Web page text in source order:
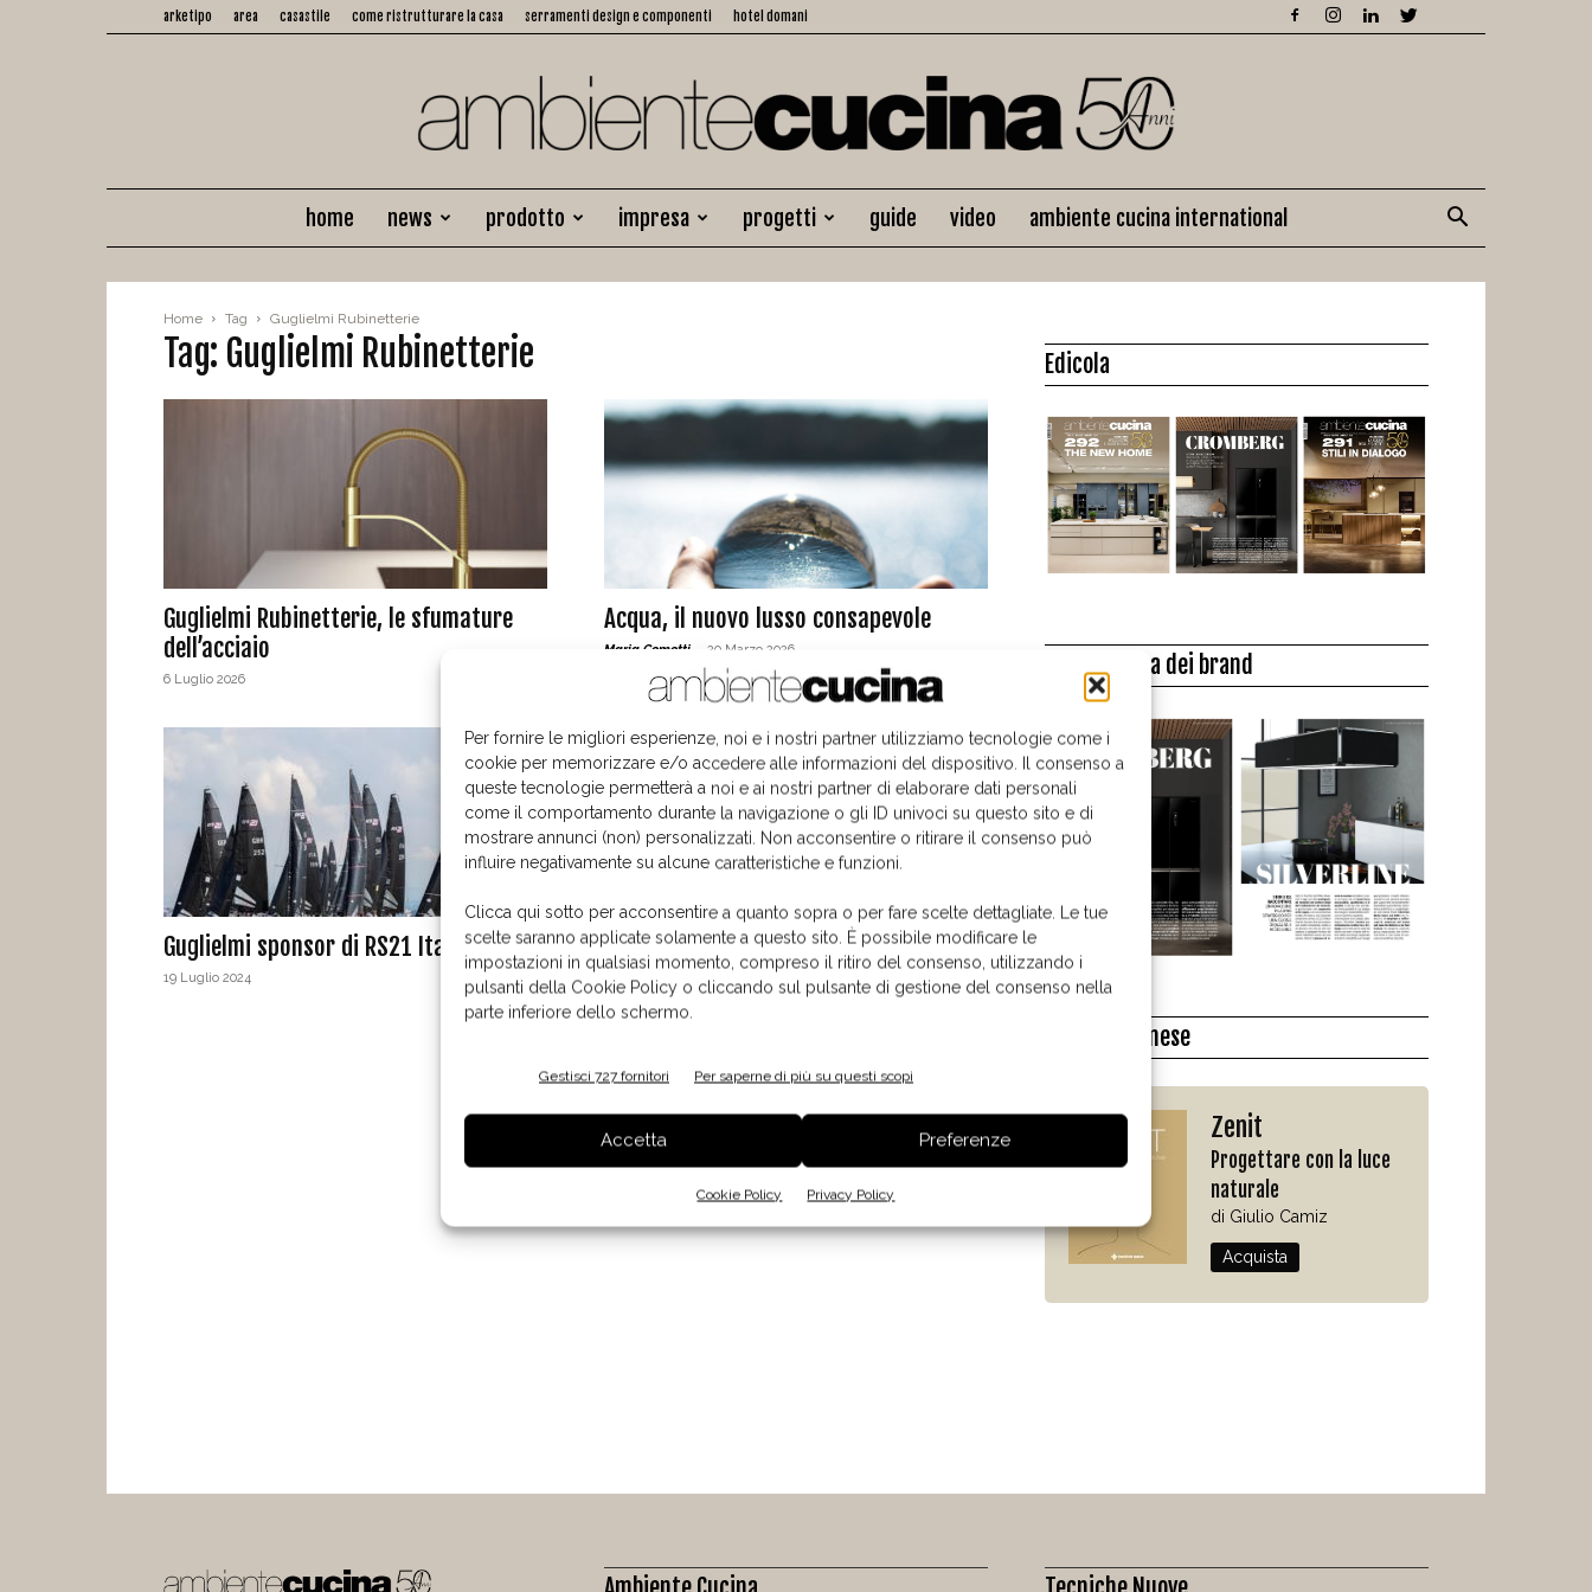
Per fornire le migliori esperienze, noi e i nostri partner utilizziamo tecnologie come i
cookie per memorizzare e/o accedere alle informazioni del dispositivo. Il consenso a
queste tecnologie permetterà a noi e ai nostri partner di elaborare dati personali
come il comportamento durante la navigazione o gli ID univoci su questo sito e di
mostrare annunci (non) personalizzati. Non acconsentire o ritirare il consenso può
influire negativamente su alcune caratteristiche e funzioni.
Clicca qui sotto per acconsentire a quanto sopra o per fare scelte dettagliate. Le tue
scelte saranno applicate solamente a questo sito. È possibile modificare le
impostazioni in qualsiasi momento, compreso il ritiro del consenso, utilizzando i
pulsanti della Cookie Policy o cliccando sul pulsante di gestione del consenso nella
parte inferiore dello schermo.
Gestisci 727 fornitori Per saperne di più su questi scopi
Accetta Preferenze
Cookie Policy Privacy Policy
arketipo area casastile come ristrutturare la casa serramenti design e componenti hotel domani
Ambiente
home news prodotto impresa progetti guide video ambiente cucina international
Home Tag Guglielmi Rubinetterie
Tag: Guglielmi Rubinetterie
Guglielmi Rubinetterie, le sfumature
dell’acciaio
6 Luglio 2026
Acqua, il nuovo lusso consapevole
Maria Comotti 20 Marzo 2026
Guglielmi sponsor di RS21 Italian Class
19 Luglio 2024
Guglielmi, nuove finiture di Pura
27 Luglio 2023
Edicola
La biblioteca dei brand
Il libro del mese
Zenit
Progettare con la luce
naturale
di Giulio Camiz
Acquista